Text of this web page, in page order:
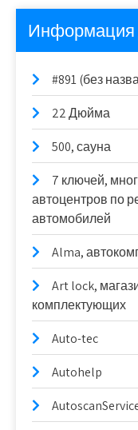
Информация
#891 (без
22 Дюйма
500, сауна
7 ключей,
автоцентров по
автомобилей
Alma,
Art lock,
комплектующих
Auto-tec
Autohelp